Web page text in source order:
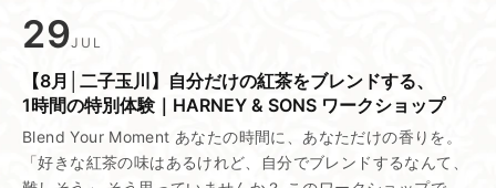
29JUL
【8月│二子玉川】​自分だけの​紅茶を​ブレンドする、​
1時間の​特別体験｜HARNEY & SONS ワークショップ
Blend Your Moment あなたの時間に、あなただけの香りを。
「好きな紅茶の味はあるけれど、自分でブレンドするなんて、